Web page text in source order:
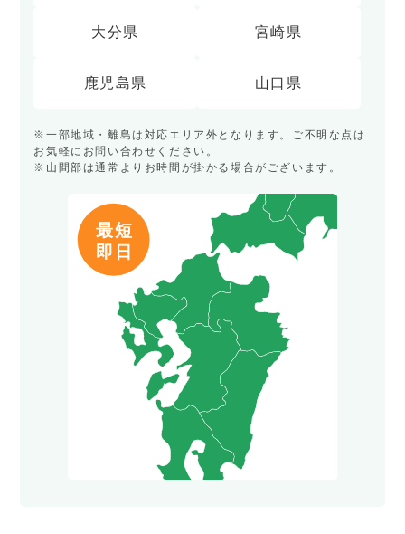
大分県 宮崎県
鹿児島県 山口県
※一部地域・離島は対応エリア外となります。ご不明な点は
お気軽にお問い合わせください。
※山間部は通常よりお時間が掛かる場合がございます。